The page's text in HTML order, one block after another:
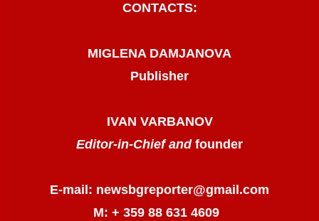
CONTACTS:
MIGLENA DAMJANOVA
Publisher
IVAN VARBANOV
Editor-in-Chief and founder
E-mail: newsbgreporter@gmail.com
М: + 359 88 631 4609